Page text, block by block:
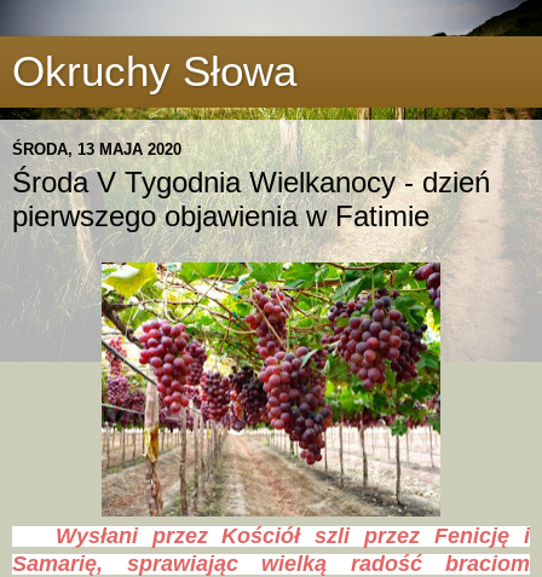
Okruchy Słowa
ŚRODA, 13 MAJA 2020
Środa V Tygodnia Wielkanocy - dzień
pierwszego objawienia w Fatimie
Wysłani przez Kościół szli przez Fenicję i
Samarię, sprawiając wielką radość braciom